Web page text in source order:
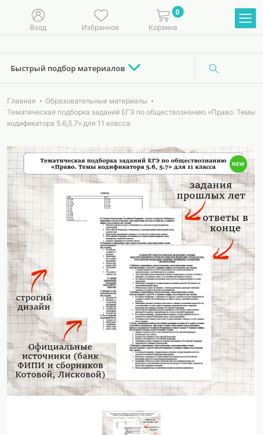
Вход Избранное
0
Корзина
Быстрый подбор материалов
Главная
Образовательные материалы
Тематическая подборка заданий ЕГЭ по обществознанию «Право. Темы
кодификатора 5.6,5.7» для 11 класса